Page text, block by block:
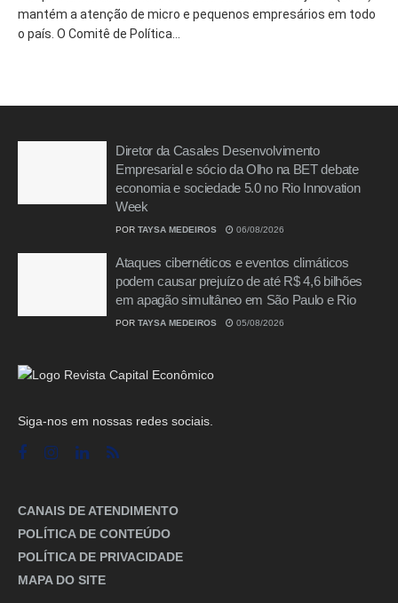
mantém a atenção de micro e pequenos empresários em todo
o país. O Comitê de Política...
Diretor da Casales Desenvolvimento
Empresarial e sócio da Olho na BET debate
economia e sociedade 5.0 no Rio Innovation
Week
POR TAYSA MEDEIROS 06/08/2026
Ataques cibernéticos e eventos climáticos
podem causar prejuízo de até R$ 4,6 bilhões
em apagão simultâneo em São Paulo e Rio
POR TAYSA MEDEIROS 05/08/2026
Siga-nos em nossas redes sociais.
CANAIS DE ATENDIMENTO
POLÍTICA DE CONTEÚDO
POLÍTICA DE PRIVACIDADE
MAPA DO SITE